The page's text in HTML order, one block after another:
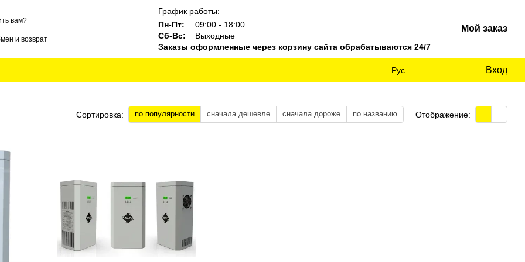
вам?
и возврат
График работы:
Пн-Пт:
09:00 - 18:00
Сб-Вс:
Выходные
Заказы оформленные через корзину сайта обрабатываются 24/7
Мой заказ
Рус Вход
Сортировка: по популярности сначала дешевле сначала дороже по названию Отображение: